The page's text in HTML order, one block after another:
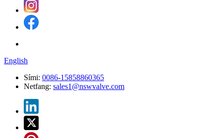
English
Sími: 0086-15858860365
Netfang: sales1@nswvalve.com